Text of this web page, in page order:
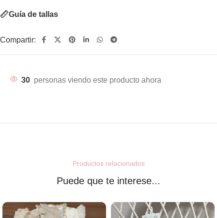
Guía de tallas
Compartir:
30 personas viendo este producto ahora
Productos relacionados
Puede que te interese...